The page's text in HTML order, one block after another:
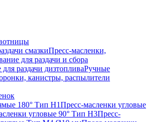
смазкиПресс-масленки,
для раздачи и сбора
раздачи дизтопливаРучные
канистры, распылители
180° Тип H1Пресс-масленки угловые
угловые 90° Тип H3Пресс-